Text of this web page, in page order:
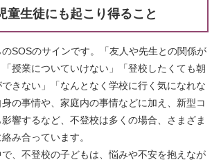
童生徒にも起こり得ること
SOSのサインです。「友人や先生との関係が
授業についていけない」「登校したくても朝
きない」「なんとなく学校に行く気になれな
の事情や、家庭内の事情などに加え、新型コ
響するなど、不登校は多くの場合、さまざま
み合っています。
、不登校の子どもは、悩みや不安を抱えなが